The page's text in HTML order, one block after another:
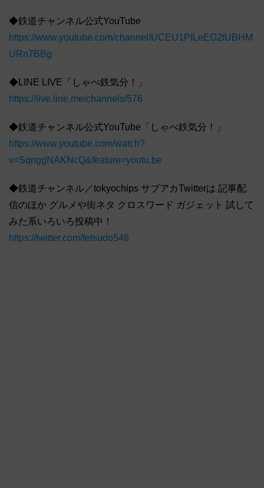
◆鉄道チャンネル公式YouTube
https://www.youtube.com/channel/UCEU1PILeEG2tUBHM
URn7BBg
◆LINE LIVE「しゃべ鉄気分！」
https://live.line.me/channels/576
◆鉄道チャンネル公式YouTube「しゃべ鉄気分！」
https://www.youtube.com/watch?
v=SqnggNAKNcQ&feature=youtu.be
◆鉄道チャンネル／tokyochips サブアカTwitterは 記事配
信のほか グルメや街ネタ クロスワード ガジェット 試して
みた系いろいろ投稿中！
https://twitter.com/tetsudo546